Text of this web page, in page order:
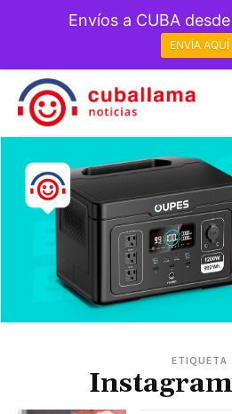
ETIQUETA
Envíos a CUBA
ENVÍA AQUÍ